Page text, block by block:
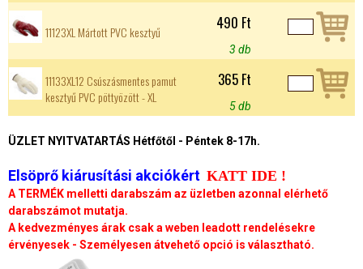
11123XL Mártott PVC kesztyű 490 Ft
3 db
11133XL12 Csúszásmentes pamut
kesztyű PVC pöttyözött - XL
365 Ft
5 db
ÜZLET NYITVATARTÁS Hétfőtől - Péntek 8-17h.
Elsöprő kiárusítási akciókért KATT IDE !
A TERMÉK melletti darabszám az üzletben azonnal elérhető
darabszámot mutatja.
A kedvezményes árak csak a weben leadott rendelésekre
érvényesek - Személyesen átvehető opció is választható.